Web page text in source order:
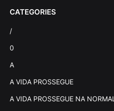
CATEGORIES
/
0
A
A VIDA PROSSEGUE
A VIDA PROSSEGUE NA NORMAL